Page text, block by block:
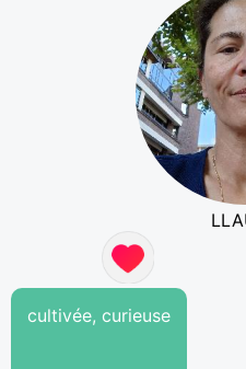
cultivée, curieuse